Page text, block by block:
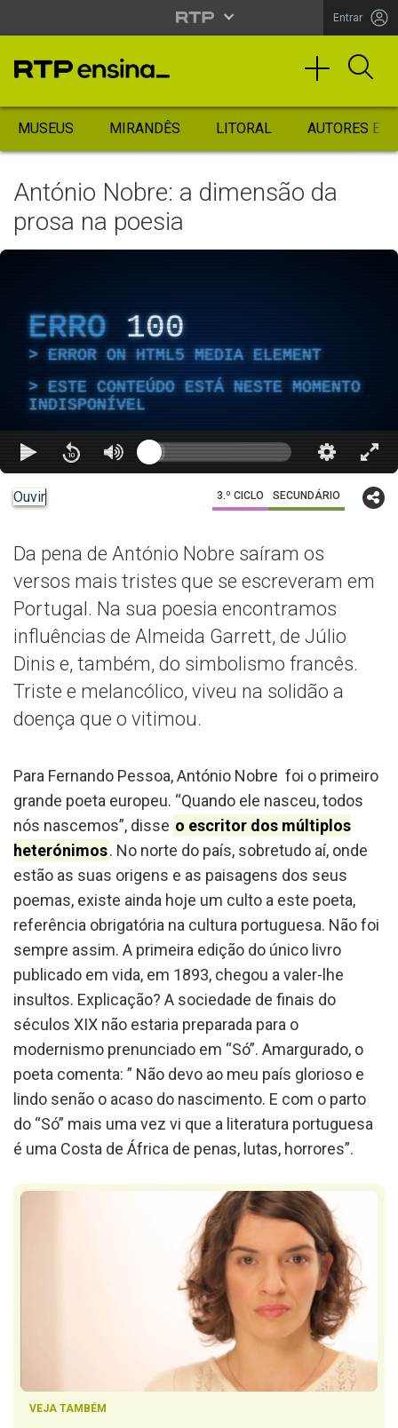
Entrar
MUSEUS MIRANDÊS LITORAL AUTORES
António Nobre: a dimensão da
prosa na poesia
ERRO 100
ERROR ON HTML5 MEDIA ELEMENT
ESTE CONTEÚDO ESTÁ NESTE MOMENTO
INDISPONÍVEL
Ouvir 3.º CICLO SECUNDÁRIO
Da pena de António Nobre saíram os
versos mais tristes que se escreveram em
Portugal. Na sua poesia encontramos
influências de Almeida Garrett, de Júlio
Dinis e, também, do simbolismo francês.
Triste e melancólico, viveu na solidão a
doença que o vitimou.
Para Fernando Pessoa, António Nobre foi o primeiro
grande poeta europeu. “Quando ele nasceu, todos
nós nascemos”, disse o escritor dos múltiplos
heterónimos. No norte do país, sobretudo aí, onde
estão as suas origens e as paisagens dos seus
poemas, existe ainda hoje um culto a este poeta,
referência obrigatória na cultura portuguesa. Não foi
sempre assim. A primeira edição do único livro
publicado em vida, em 1893, chegou a valer-lhe
insultos. Explicação? A sociedade de finais do
séculos XIX não estaria preparada para o
modernismo prenunciado em “Só”. Amargurado, o
poeta comenta: ” Não devo ao meu país glorioso e
lindo senão o acaso do nascimento. E com o parto
do “Só” mais uma vez vi que a literatura portuguesa
é uma Costa de África de penas, lutas, horrores”.
VEJA TAMBÉM